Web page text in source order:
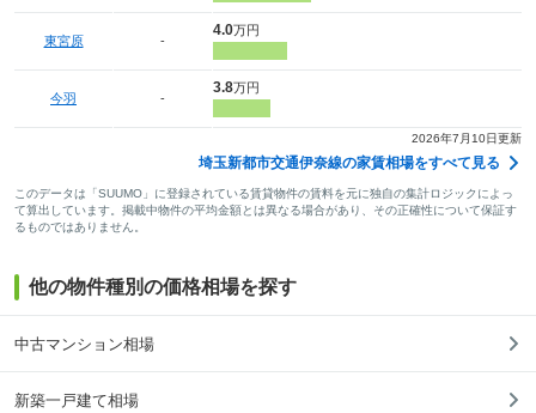
東宮原 -
4.0万円
今羽 -
3.8万円
2026年7月10日更新
埼玉新都市交通伊奈線の家賃相場をすべて見る
このデータは「SUUMO」に登録されている賃貸物件の賃料を元に独自の集計ロジックによっ
て算出しています。掲載中物件の平均金額とは異なる場合があり、その正確性について保証す
るものではありません。
他の物件種別の価格相場を探す
中古マンション相場
新築一戸建て相場